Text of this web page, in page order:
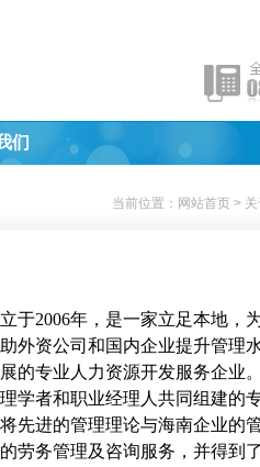
们
当前位置： 网站首页>
于2006年，是一家立足本地，
外资公司和国内企业提升管理
的专业人力资源开发服务企业
学者和职业经理人共同组建的
先进的管理理论与海南企业的
劳务管理及咨询服务，并得到